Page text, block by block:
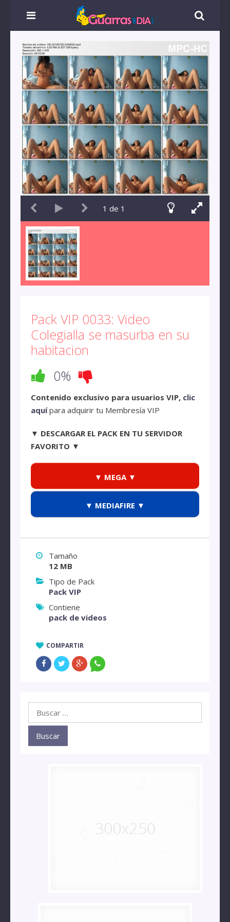
1 de 1
Pack VIP 0033: Video
Colegialla se masurba en su
habitacion
0%
Contenido exclusivo para usuarios VIP, clic
aquípara adquirir tu Membresía VIP
▼ DESCARGAR EL PACK EN TU SERVIDOR
FAVORITO ▼
▼ MEGA ▼
▼ MEDIAFIRE ▼
Tamaño
12 MB
Tipo de Pack
Pack VIP
Contiene
pack de videos
COMPARTIR